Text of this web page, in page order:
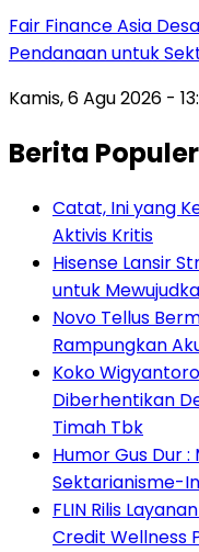
Fair Finance Asia
Pendanaan untuk
Kamis, 6 Agu 2026 -
Berita Populer
Catat, Ini yang
Aktivis Kritis
Hisense Lansir
untuk
Novo Tellus
Rampungkan
Koko
Diberhentikan
Timah Tbk
Humor Gus Dur
Sektarianisme-
FLIN Rilis
Credit Wellness